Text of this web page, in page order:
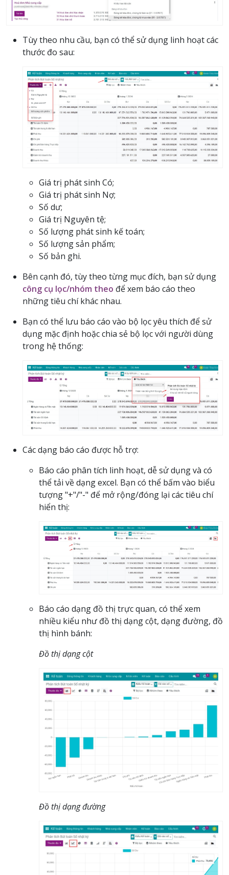
Tùy theo nhu cầu, bạn có thể sử dụng linh hoạt các
thước đo sau:
Giá trị phát sinh Có;
Giá trị phát sinh Nợ;
Số dư;
Giá trị Nguyên tệ;
Số lượng phát sinh kế toán;
Số lượng sản phẩm;
Số bản ghi.
Bên cạnh đó, tùy theo từng mục đích, bạn sử dụng
công cụ lọc/nhóm theo để xem báo cáo theo
những tiêu chí khác nhau.
Bạn có thể lưu báo cáo vào bộ lọc yêu thích để sử
dụng mặc định hoặc chia sẻ bộ lọc với người dùng
trong hệ thống:
Các dạng báo cáo được hỗ trợ:
Báo cáo phân tích linh hoạt, dễ sử dụng và có
thể tải về dạng excel. Bạn có thể bấm vào biểu
tượng "+"/"-" để mở rộng/đóng lại các tiêu chí
hiển thị:
Báo cáo dạng đồ thị trực quan, có thể xem
nhiều kiểu như đồ thị dạng cột, dạng đường, đồ
thị hình bánh:
Đồ thị dạng cột
Đồ thị dạng đường